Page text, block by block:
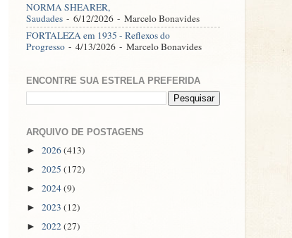
NORMA SHEARER,
Saudades - 6/12/2026 - Marcelo Bonavides
FORTALEZA em 1935 - Reflexos do
Progresso - 4/13/2026 - Marcelo Bonavides
ENCONTRE SUA ESTRELA PREFERIDA
ARQUIVO DE POSTAGENS
► 2026(413)
► 2025 (172)
► 2024(9)
► 2023 (12)
► 2022(27)